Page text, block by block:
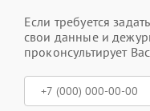
Если требуется
свои данные и
проконсультирует